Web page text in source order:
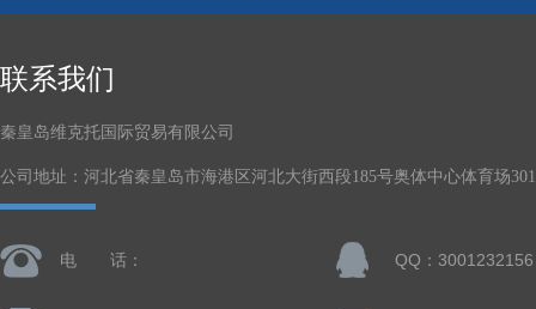
联系我们
秦皇岛维克托国际贸易有限公司
公司地址：河北省秦皇岛市海港区河北大街西段185号奥体中心体育场
电 话： QQ：3001232156